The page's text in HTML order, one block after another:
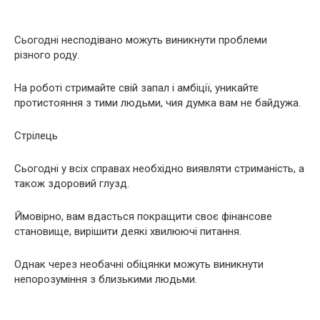
Сьогодні несподівано можуть виникнути проблеми
різного роду.
На роботі стримайте свій запал і амбіції, уникайте
протистояння з тими людьми, чия думка вам не байдужа.
Стрілець
Сьогодні у всіх справах необхідно виявляти стриманість, а
також здоровий глузд.
Ймовірно, вам вдасться покращити своє фінансове
становище, вирішити деякі хвилюючі питання.
Однак через необачні обіцянки можуть виникнути
непорозуміння з близькими людьми.